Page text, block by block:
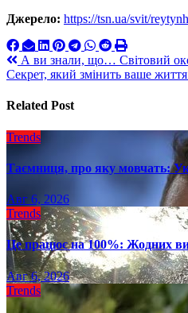
Джерело: https://tsn.ua/svit/
Навигация
по
записям
А ви знали, що… Світовий
Секрет, який змінить ваше
Related Post
Trends
Таємниця, про яку мовчать:
Авг 6, 2026
Trends
Це працює на 100%: Жодних вил
Авг 6, 2026
Trends